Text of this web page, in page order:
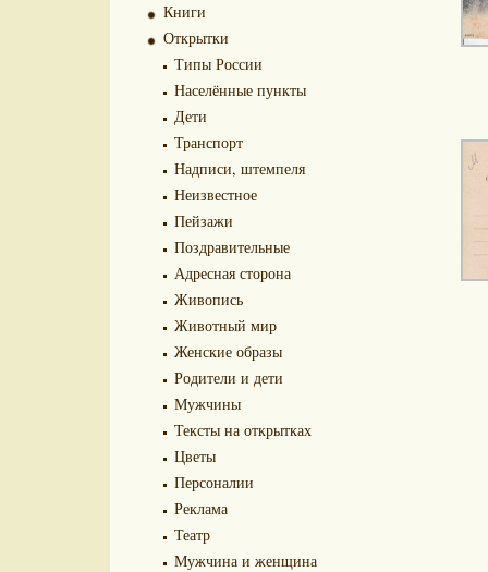
Книги
Открытки
Типы России
Населённые пункты
Дети
Транспорт
Надписи, штемпеля
Неизвестное
Пейзажи
Поздравительные
Адресная сторона
Живопись
Животный мир
Женские образы
Родители и дети
Мужчины
Тексты на открытках
Цветы
Персоналии
Реклама
Театр
Мужчина и женщина